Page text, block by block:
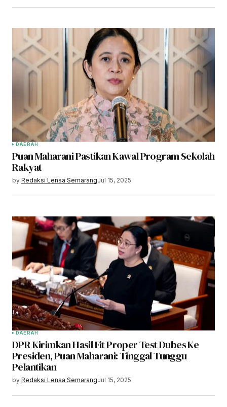
DAERAH
Puan Maharani Pastikan Kawal Program Sekolah
Rakyat
by Redaksi Lensa SemarangJul 15, 2025
DAERAH
DPR Kirimkan Hasil Fit Proper Test Dubes Ke
Presiden, Puan Maharani: Tinggal Tunggu
Pelantikan
by Redaksi Lensa SemarangJul 15, 2025